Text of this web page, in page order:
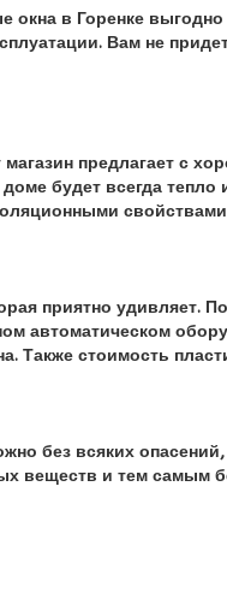
окна в Горенке
Вам не
предлагает с
будет всегда
приятно удивляет.
автоматическом
Также стоимость
без всяких
веществ и тем самым